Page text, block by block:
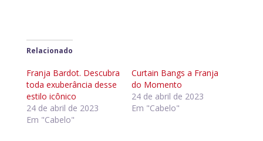
Relacionado
Franja Bardot. Descubra
toda exuberância desse
estilo icônico
24 de abril de 2023
Em "Cabelo"
Curtain Bangs a Franja
do Momento
24 de abril de 2023
Em "Cabelo"